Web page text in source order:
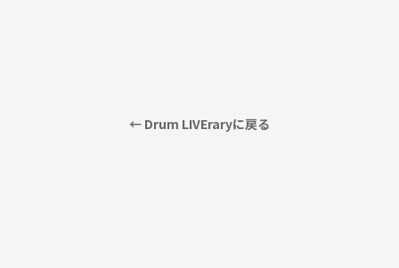
← Drum LIVEraryに戻る